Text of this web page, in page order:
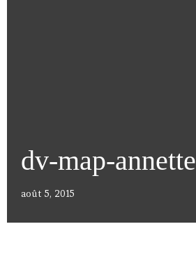
dv-map-annette
août 5, 2015